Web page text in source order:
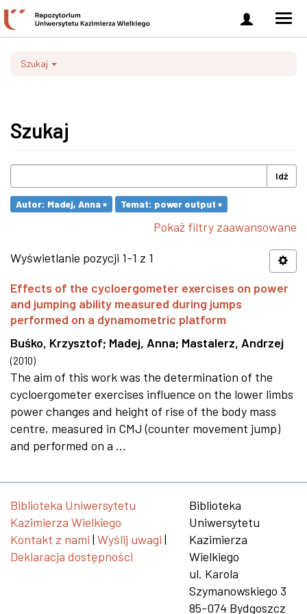
Zaloguj
się
Szukaj
Szukaj
Idź
Autor: Madej, Anna × Temat: power output ×
Pokaż filtry zaawansowane
Wyświetlanie pozycji 1-1 z 1
Effects of the cycloergometer exercises on power
and jumping ability measured during jumps
performed on a dynamometric platform
Buśko, Krzysztof; Madej, Anna; Mastalerz, Andrzej
(2010)
The aim of this work was the determination of the
cycloergometer exercises influence on the lower limbs
power changes and height of rise of the body mass
centre, measured in CMJ (counter movement jump)
and performed on a ...
Biblioteka Uniwersytetu
Kazimierza Wielkiego
Kontakt z nami | Wyślij uwagi |
Deklaracja dostępności
Biblioteka
Uniwersytetu
Kazimierza
Wielkiego
ul. Karola
Szymanowskiego 3
85-074 Bydgoszcz